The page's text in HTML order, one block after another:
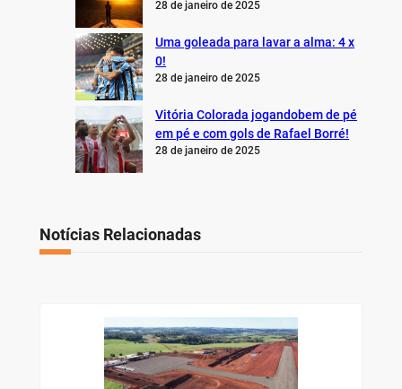
28 de janeiro de 2025
Uma goleada para lavar a alma: 4 x
0!
28 de janeiro de 2025
Vitória Colorada jogandobem de pé
em pé e com gols de Rafael Borré!
28 de janeiro de 2025
Notícias Relacionadas